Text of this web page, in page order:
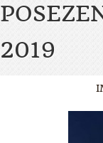
2019